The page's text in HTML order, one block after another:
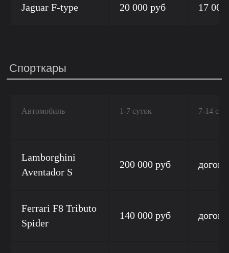
Jaguar F-type 20 000 руб 17 000
Спорткары
Автомобиль 1-7 суток 7-14
Lamborghini
Aventador S
200 000 руб
Ferrari F8 Tributo
Spider
140 000 руб